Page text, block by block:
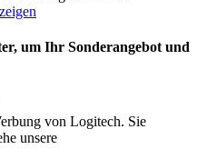
um Ihr Sonderangebot und
von Logitech. Sie
unsere